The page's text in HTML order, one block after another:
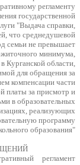
регламенту
государственной
"Выдача справки,
что среднедушевой
семьи не превышает
минимума,
Курганской области,
для обращения за
компенсации части
платы за присмотр и
в образовательных
реализующих
программу
образования"
регламент